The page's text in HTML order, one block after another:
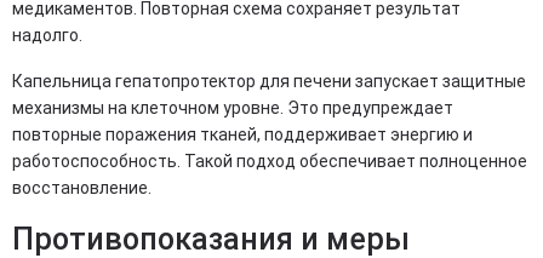
медикаментов. Повторная схема сохраняет результат
надолго.
Капельница гепатопротектор для печени запускает защитные
механизмы на клеточном уровне. Это предупреждает
повторные поражения тканей, поддерживает энергию и
работоспособность. Такой подход обеспечивает полноценное
восстановление.
Противопоказания и меры